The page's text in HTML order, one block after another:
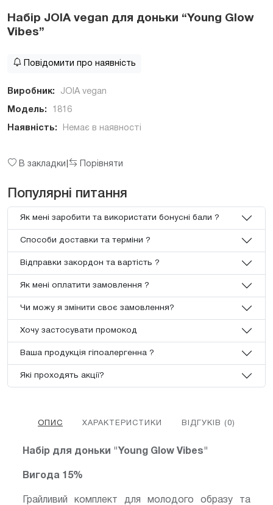
Набір JOIA vegan для доньки “Young Glow
Vibes”
Повідомити про наявність
Виробник: JOIA vegan
Модель: 1816
Наявність: Немає в наявності
В закладки Порівняти
Популярні питання
Як мені заробити та використати бонусні бали ?
Способи доставки та терміни ?
Відправки закордон та вартість ?
Як мені оплатити замовлення ?
Чи можу я змінити своє замовлення?
Хочу застосувати промокод
Ваша продукція гіпоалергенна ?
Які проходять акції?
ОПИС ХАРАКТЕРИСТИКИ ВІДГУКІВ (0)
Набір для доньки "Young Glow Vibes"
Вигода 15%
Грайливий комплект для молодого образу та